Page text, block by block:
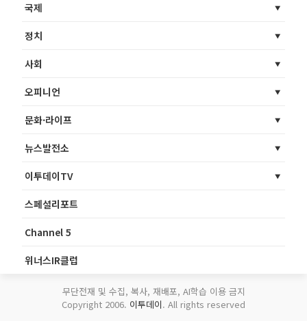
국제
정치
사회
오피니언
문화·라이프
뉴스발전소
이투데이TV
스페셜리포트
Channel 5
위너스IR클럽
무단전재 및 수집, 복사, 재배포, AI학습 이용 금지
Copyright 2006. 이투데이. All rights reserved